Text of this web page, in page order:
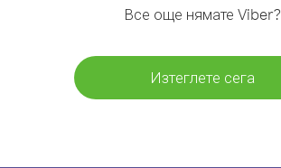
Все още нямате Viber?
Изтеглете сега